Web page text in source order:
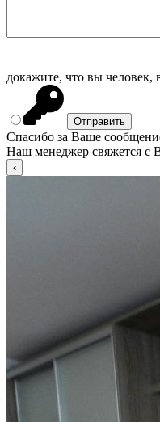
докажите, что вы человек,
Спасибо за Ваше
Наш менеджер свяжется с